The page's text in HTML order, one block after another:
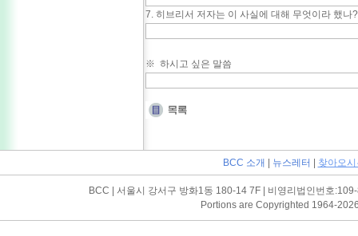
7. 히브리서 저자는 이 사실에 대해 무엇이라 했나
※ 하시고 싶은 말씀
BCC 소개 뉴스레터 찾아오
BCC | 서울시 강서구 방화1동 180-14 7F | 비영리법인번호
Portions are Copyrighted 1964-